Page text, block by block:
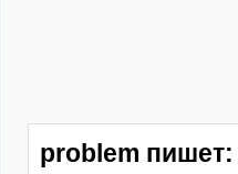
problem пишет: